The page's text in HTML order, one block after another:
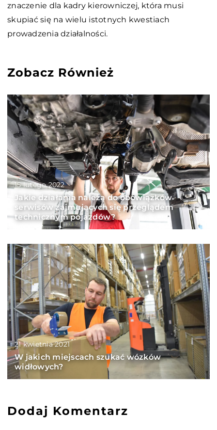
znaczenie dla kadry kierowniczej, która musi
skupiać się na wielu istotnych kwestiach
prowadzenia działalności.
Zobacz Również
15 lutego 2022
Jakie działania należą do obowiązków
serwisów zajmujących się przeglądem
technicznym pojazdów?
21 kwietnia 2021
W jakich miejscach szukać wózków
widłowych?
Dodaj Komentarz